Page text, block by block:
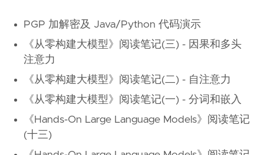
PGP 加解密及 Java/Python 代码演示
《从零构建大模型》阅读笔记(三) - 因果和多头
注意力
《从零构建大模型》阅读笔记(二) - 自注意力
《从零构建大模型》阅读笔记(一) - 分词和嵌入
《Hands-On Large Language Models》阅读笔记
(十三)